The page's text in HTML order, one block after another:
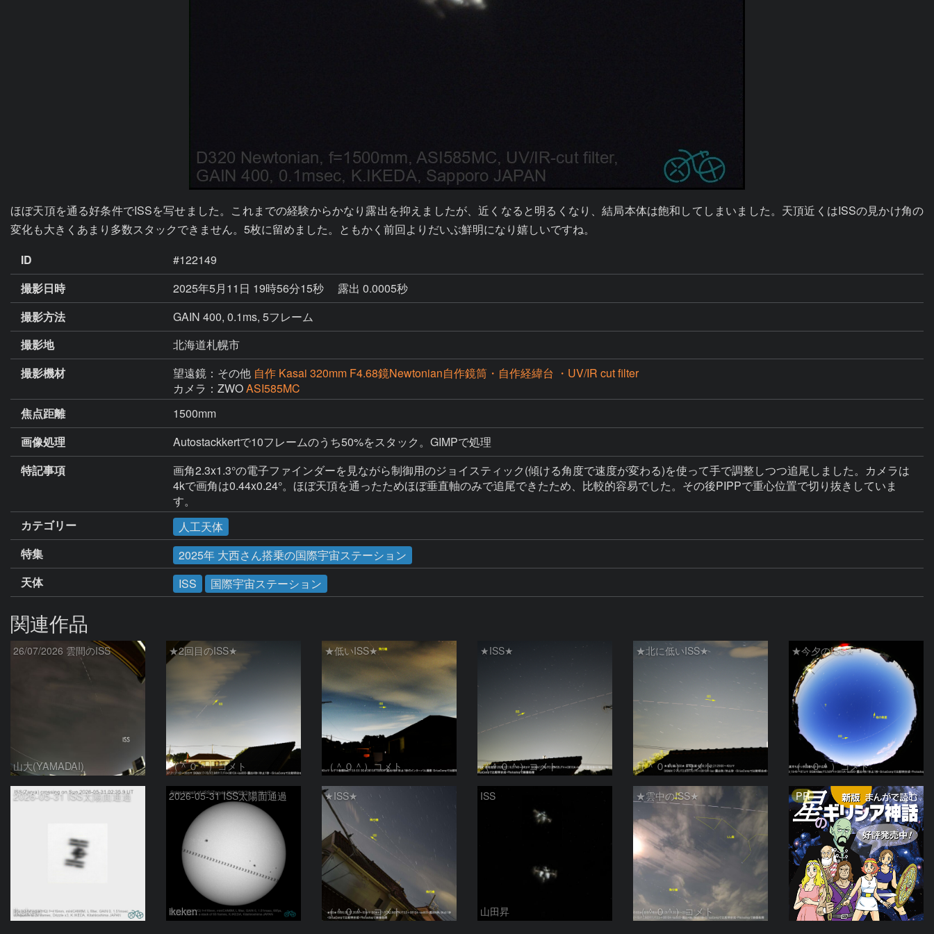
ほぼ天頂を通る好条件でISSを写せました。これまでの経験からかなり露出を抑えましたが、近くなると明るくなり、結局本体は飽和してしまいました。天頂近くはISSの見かけ角の
変化も大きくあまり多数スタックできません。5枚に留めました。ともかく前回よりだいぶ鮮明になり嬉しいですね。
ID
#122149
撮影日時
2025年5月11日 19時56分15秒
露出 0.0005秒
撮影方法
GAIN 400, 0.1ms, 5フレーム
撮影地
北海道札幌市
撮影機材
望遠鏡：その他 自作 Kasai 320mm F4.68鏡Newtonian自作鏡筒・自作経緯台 ・UV/IR cut filter
カメラ：ZWOASI585MC
焦点距離
1500mm
画像処理
Autostackkertで10フレームのうち50%をスタック。GIMPで処理
特記事項
画角2.3x1.3°の電子ファインダーを見ながら制御用のジョイスティック(傾ける角度で速度が変わる)を使って手で調整しつつ追尾しました。カメラは
4kで画角は0.44x0.24°。ほぼ天頂を通ったためほぼ垂直軸のみで追尾できたため、比較的容易でした。その後PIPPで重心位置で切り抜きしていま
す。
カテゴリー
人工天体
特集
2025年 大西さん搭乗の国際宇宙ステーション
天体
ISS 国際宇宙ステーション
関連作品
26/07/2026 雲間のISS
山大(YAMADAI)
★2回目のISS★
（＾０＾）コメト
★低いISS★
（＾０＾）コメト
★ISS★
（＾０＾）コメト
★北に低いISS★
（＾０＾）コメト
★今夕のISS★
（＾０＾）コメト
2026-05-31 ISS太陽面通過
ikeken
2026-05-31 ISS太陽面通過
ikeken
★ISS★
（＾０＾）コメト
ISS
山田昇
★雲中のISS★
（＾０＾）コメト
PR